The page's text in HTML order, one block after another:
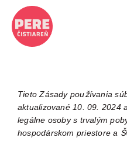
content
Tieto Zásady používania
aktualizované 10. 09. 2024
legálne osoby s trvalým
hospodárskom priestore a